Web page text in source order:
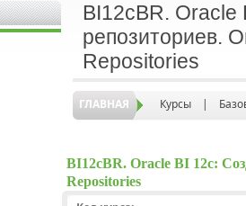
BI12cBR. Oracle
репозиториев.
Repositories
ГЛАВНАЯ Курсы |
BI12cBR. Oracle BI 12c:
Repositories